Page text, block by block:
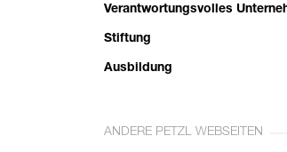
Verantwortungsvolles
Stiftung
Ausbildung
ANDERE PETZL WEBSEITEN